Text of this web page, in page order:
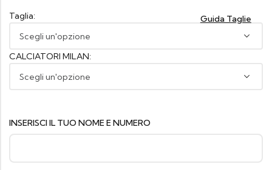
Taglia: Guida Taglie
CALCIATORI MILAN:
INSERISCI IL TUO NOME E NUMERO